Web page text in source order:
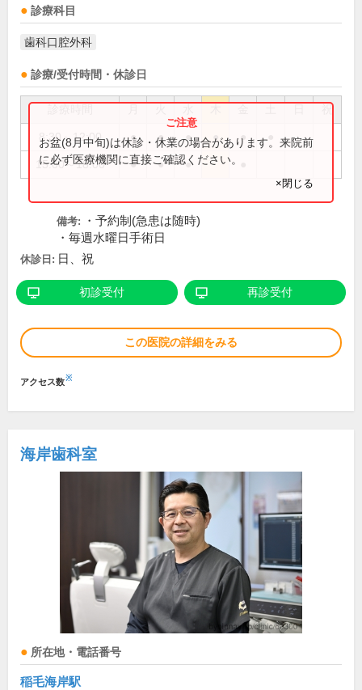
診療科目
歯科口腔外科
診療/受付時間・休診日
祝
8:30～12:00 ● ● ● ● ●
15:00～18:00 ● ● ●
お盆(8月中旬)は休診・休業の場合があります。来院前
に必ず医療機関に直接ご確認ください。
×閉じる
備考:
・予約制(急患は随時)
・毎週水曜日手術日
休診日: 日、祝
初診受付 再診受付
この医院の詳細をみる
アクセス数※
海岸歯科室
所在地・電話番号
稲毛海岸駅